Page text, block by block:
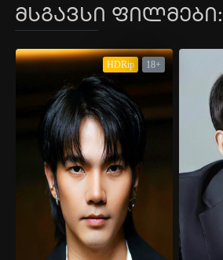
მსგავსი ფილმები:
HDRip 18+